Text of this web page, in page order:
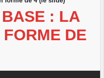
: LA
DE